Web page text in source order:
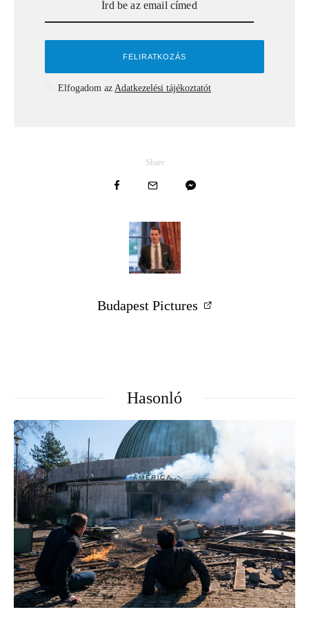
Elfogadom az Adatkezelési tájékoztatót
Share
Budapest Pictures
Hasonló